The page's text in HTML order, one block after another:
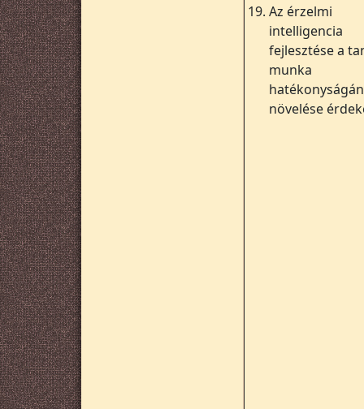
19. Az érzelmi
intelligencia
fejlesztése a
munka
növelése